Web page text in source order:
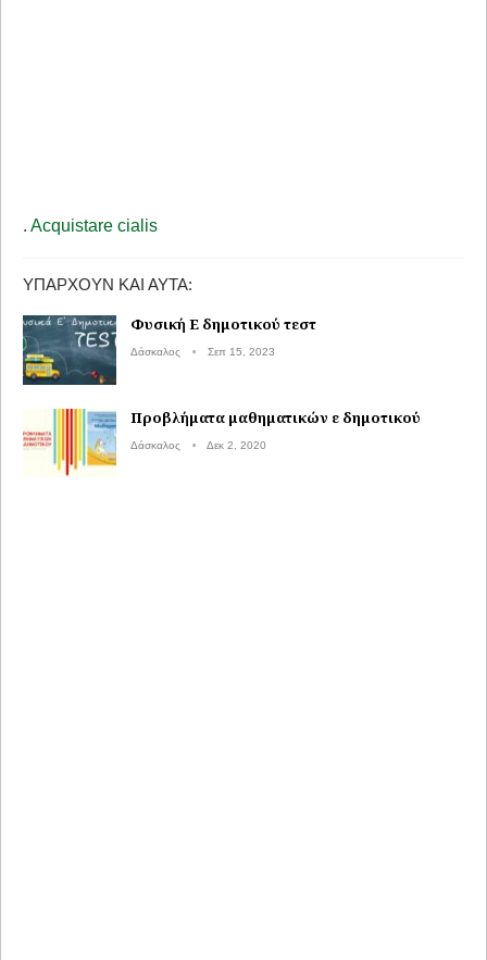
. Acquistare cialis
ΥΠΆΡΧΟΥΝ ΚΑΙ ΑΥΤΆ:
Φυσική Ε δημοτικού τεστ
Δάσκαλος Σεπ 15, 2023
Προβλήματα μαθηματικών ε δημοτικού
Δάσκαλος Δεκ 2, 2020